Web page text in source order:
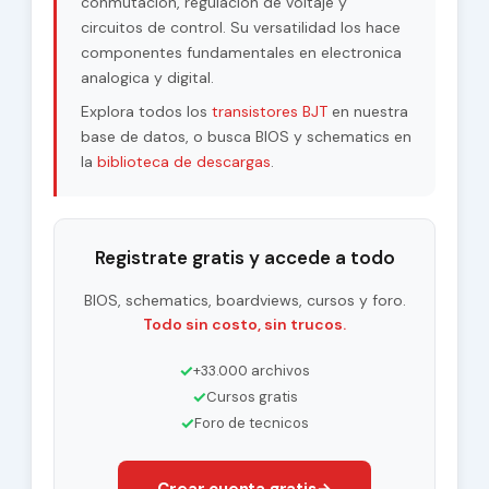
circuitos de control. Su versatilidad los hace
componentes fundamentales en electronica
analogica y digital.
Explora todos los transistores BJTen nuestra
base de datos, o busca BIOS y schematics en
la biblioteca de descargas.
Registrate gratis y accede a todo
BIOS, schematics, boardviews, cursos y foro.
Todo sin costo, sin trucos.
✓+33.000 archivos
✓Cursos gratis
✓Foro de tecnicos